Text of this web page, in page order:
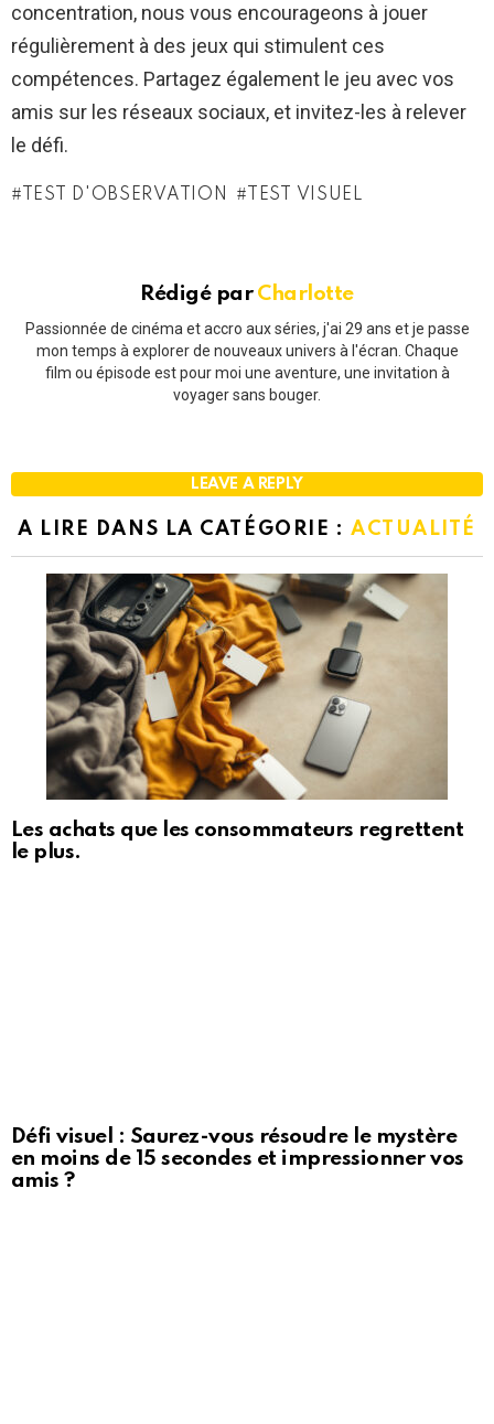
concentration, nous vous encourageons à jouer
régulièrement à des jeux qui stimulent ces
compétences. Partagez également le jeu avec vos
amis sur les réseaux sociaux, et invitez-les à relever
le défi.
TEST D'OBSERVATION TEST VISUEL
Rédigé par Charlotte
Passionnée de cinéma et accro aux séries, j'ai 29 ans et je passe
mon temps à explorer de nouveaux univers à l'écran. Chaque
film ou épisode est pour moi une aventure, une invitation à
voyager sans bouger.
LEAVE A REPLY
A LIRE DANS LA CATÉGORIE : ACTUALITÉ
Les achats que les consommateurs regrettent
le plus.
Défi visuel : Saurez-vous résoudre le mystère
en moins de 15 secondes et impressionner vos
amis ?